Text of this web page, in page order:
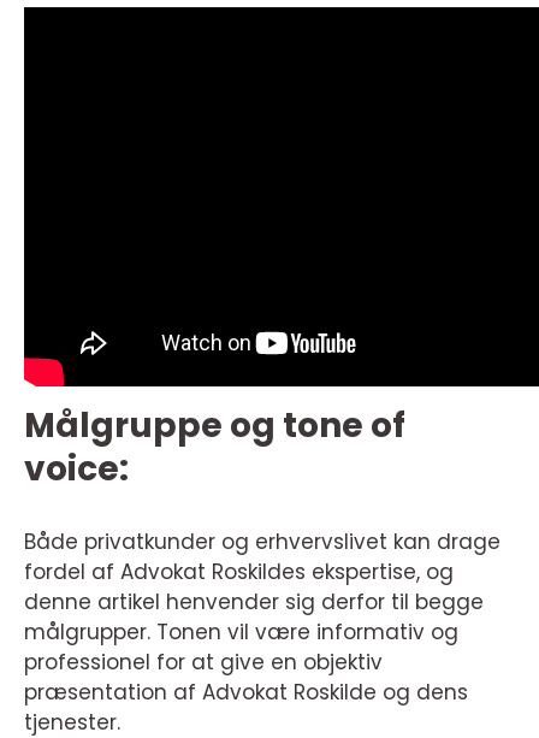
Målgruppe og tone of
voice:
Både privatkunder og erhvervslivet kan drage
fordel af Advokat Roskildes ekspertise, og
denne artikel henvender sig derfor til begge
målgrupper. Tonen vil være informativ og
professionel for at give en objektiv
præsentation af Advokat Roskilde og dens
tjenester.